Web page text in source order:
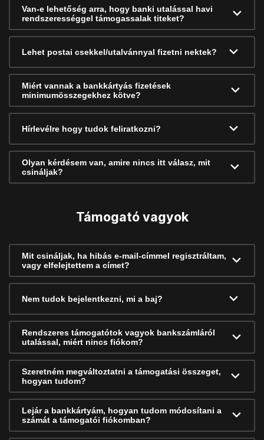
Van-e lehetőség arra, hogy banki utalással havi
rendszerességgel támogassalak titeket?
Lehet postai csekkel/utalvánnyal fizetni nektek?
Miért vannak a bankkártyás fizetések
minimumösszegekhez kötve?
Hírlevélre hogy tudok feliratkozni?
Olyan kérdésem van, amire nincs itt válasz, mit
csináljak?
Támogató vagyok
Mit csináljak, ha hibás e-mail-címmel regisztráltam,
vagy elfelejtettem a címet?
Nem tudok bejelentkezni, mi a baj?
Rendszeres támogatótok vagyok bankszámláról
utalással, miért nincs fiókom?
Szeretném megváltoztatni a támogatási összeget,
hogyan tudom?
Lejár a bankkártyám, hogyan tudom módosítani a
számát a támogatói fiókomban?